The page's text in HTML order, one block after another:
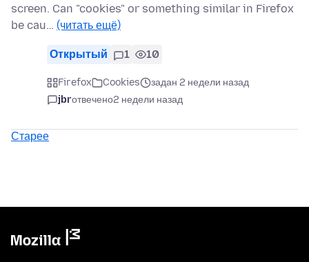
screen. Can "cookies" or something similar in Firefox
be cau… (читать ещё)
Открытый 1 10
Firefox Cookies
задан 2 недели назад
jbrотвечено2 недели назад
Старее